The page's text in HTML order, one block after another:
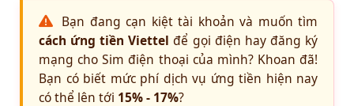
Bạn đang cạn kiệt tài khoản và muốn tìm
cách ứng tiền Viettel để gọi điện hay đăng ký
mạng cho Sim điện thoại của mình? Khoan đã!
Bạn có biết mức phí dịch vụ ứng tiền hiện nay
có thể lên tới 15% - 17%?